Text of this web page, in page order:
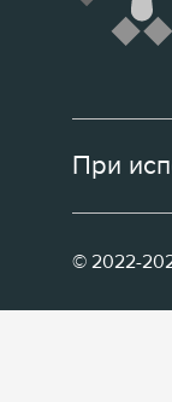
При
© 2022-